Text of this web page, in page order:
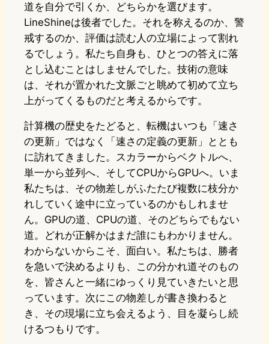
道を自分で引くか、どちらかを選びます。
LineShineは後者でした。それを称えるのか、警
戒するのか、評価は読む人の立場によって割れ
るでしょう。私たち自身も、ひとつの答えに落
とし込むことはしませんでした。技術の意味
は、それが置かれた文脈ごと眺めて初めて立ち
上がってくるものだと考えるからです。
計算機の歴史をたどると、転機はいつも「速さ
の更新」ではなく「速さの定義の更新」ととも
に訪れてきました。スカラーからベクトルへ、
単一から並列へ、そしてCPUからGPUへ。いま
私たちは、その物差しがふたたび複数に枝分か
れしていく途中に立っているのかもしれませ
ん。GPUの道、CPUの道、そのどちらでもない
道。どれが正解かはまだ誰にもわかりません。
わからないからこそ、面白い。私たちは、勝者
を急いで決めるよりも、この分かれ道そのもの
を、皆さんと一緒にゆっくり見ていきたいと思
っています。次にこの物差しが書き換わると
き、その現場に立ち会えるよう、目を凝らし続
けるつもりです。